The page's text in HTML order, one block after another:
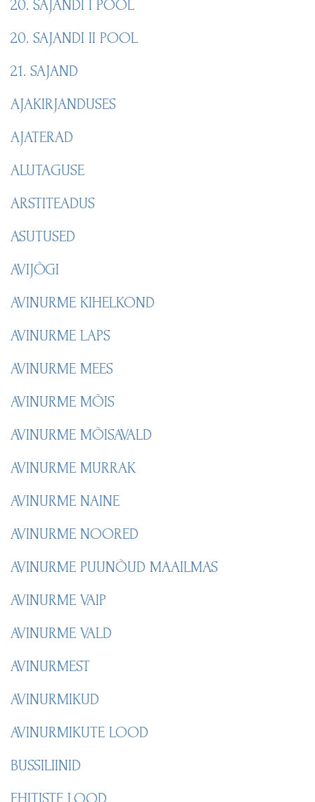
20. SAJANDI I POOL
20. SAJANDI II POOL
21. SAJAND
AJAKIRJANDUSES
AJATERAD
ALUTAGUSE
ARSTITEADUS
ASUTUSED
AVIJÕGI
AVINURME KIHELKOND
AVINURME LAPS
AVINURME MEES
AVINURME MÕIS
AVINURME MÕISAVALD
AVINURME MURRAK
AVINURME NAINE
AVINURME NOORED
AVINURME PUUNÕUD MAAILMAS
AVINURME VAIP
AVINURME VALD
AVINURMEST
AVINURMIKUD
AVINURMIKUTE LOOD
BUSSILIINID